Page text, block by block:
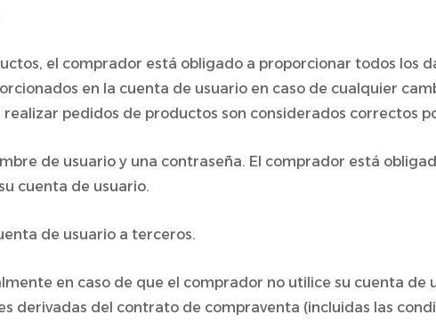
el comprador está obligado a proporcionar todos los
en la cuenta de usuario en caso de cualquier
pedidos de productos son considerados correctos
de usuario y una contraseña. El comprador está
cuenta de usuario.
de usuario a terceros.
en caso de que el comprador no utilice su cuenta de
derivadas del contrato de compraventa (incluidas las